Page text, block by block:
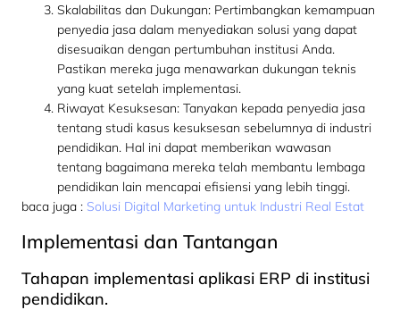
Skalabilitas dan Dukungan: Pertimbangkan kemampuan
penyedia jasa dalam menyediakan solusi yang dapat
disesuaikan dengan pertumbuhan institusi Anda.
Pastikan mereka juga menawarkan dukungan teknis
yang kuat setelah implementasi.
Riwayat Kesuksesan: Tanyakan kepada penyedia jasa
tentang studi kasus kesuksesan sebelumnya di industri
pendidikan. Hal ini dapat memberikan wawasan
tentang bagaimana mereka telah membantu lembaga
pendidikan lain mencapai efisiensi yang lebih tinggi.
baca juga : Solusi Digital Marketing untuk Industri Real Estat
Implementasi dan Tantangan
Tahapan implementasi aplikasi ERP di institusi
pendidikan.